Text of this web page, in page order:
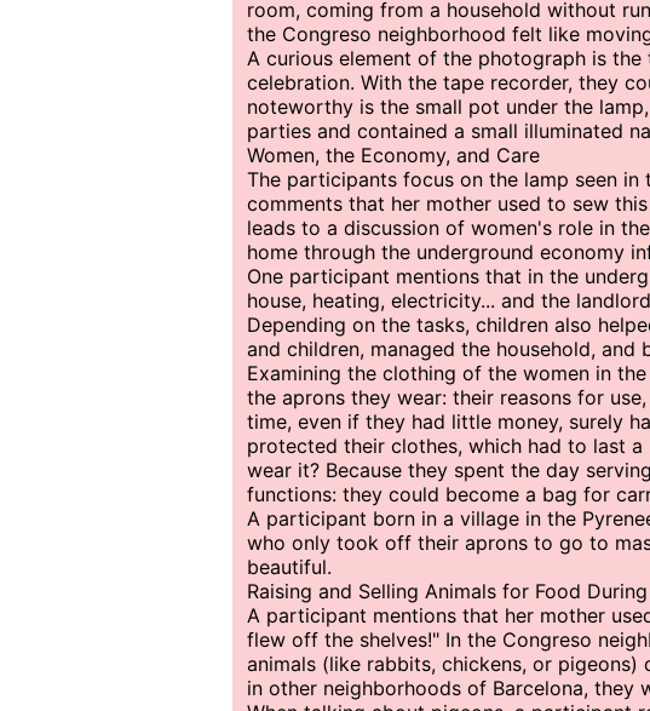
room, coming from a household without
the Congreso neighborhood felt like
A curious element of the photograph is
celebration. With the tape recorder, they
noteworthy is the small pot under the
parties and contained a small illuminated
Women, the Economy, and Care
The participants focus on the lamp seen
comments that her mother used to sew
leads to a discussion of women's role in
home through the underground economy
One participant mentions that in the
house, heating, electricity... and the
Depending on the tasks, children also
and children, managed the household, and
Examining the clothing of the women in
the aprons they wear: their reasons for
time, even if they had little money, surely
protected their clothes, which had to last
wear it? Because they spent the day
functions: they could become a bag for
A participant born in a village in the
who only took off their aprons to go to
beautiful.
Raising and Selling Animals for Food
A participant mentions that her mother
flew off the shelves!" In the Congreso
animals (like rabbits, chickens, or
in other neighborhoods of Barcelona, they